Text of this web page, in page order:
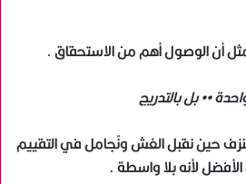
أن الوصول أهم من الاستحقاق .
•• بل بالتدريج
حين نقبل الغش ونُجامل في التقييم
لأنه بلا واسطة .